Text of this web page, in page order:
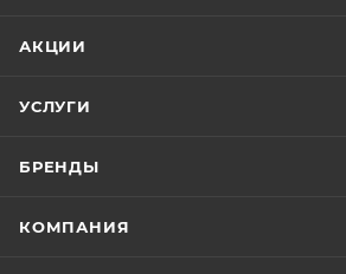
АКЦИИ
УСЛУГИ
БРЕНДЫ
КОМПАНИЯ